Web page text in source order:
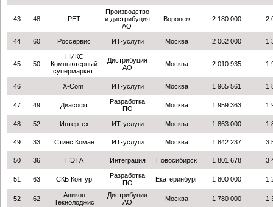
43 48 РЕТ
Производство
и дистрибуция
АО
Воронеж 2 180 000 2
44 60 Россервис ИТ-услуги Москва 2 062 000 1
45 50
НИКС
Компьютерный
супермаркет
Дистрибуция
АО
Москва 2 010 935 1
46 X-Com ИТ-услуги Москва 1 965 561 1
47 49 Диасофт
Разработка
ПО
Москва 1 959 363 1
48 52 Интертех ИТ-услуги Москва 1 863 000 1
49 33 Стинс Коман ИТ-услуги Москва 1 842 237 3
50 36 НЭТА Интеграция Новосибирск 1 801 678 3
51 63 СКБ Контур
Разработка
ПО
Екатеринбург 1 800 000 1
52 62
Авикон
Текнолоджис
Дистрибуция
АО
Москва 1 780 000 1